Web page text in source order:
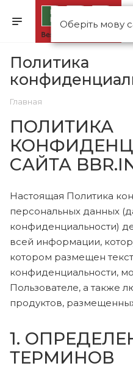
Оберіть мову
Политика
Главная
ПОЛИТИКА
САЙТА
Настоящая Политика
персональных данных
конфиденциальности)
всей информации,
котором размещен
конфиденциальности,
Пользователе, а также
продуктов,
1.
ТЕРМИНОВ